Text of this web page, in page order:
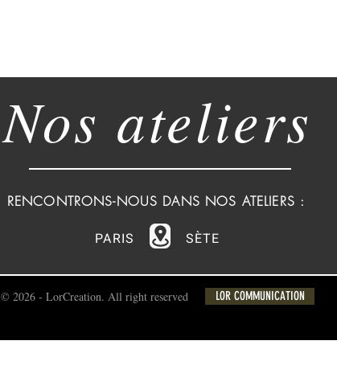
RENCONTRONS-NOUS DANS NOS ATELIERS :
PARIS SÈTE
Nos ateliers
© 2026 - LorCreation. All right reserved LOR COMMUNICATION